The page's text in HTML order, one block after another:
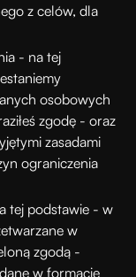
z celów, dla
- na tej
osobowych
zgodę - oraz
zasadami
ograniczenia
tej podstawie - w
w
zgodą -
w formacie